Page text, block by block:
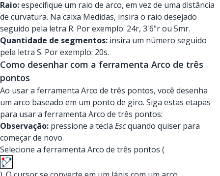
Raio:especifique um raio de arco, em vez de uma distância
de curvatura. Na caixa Medidas, insira o raio desejado
seguido pela letra R. Por exemplo: 24r, 3'6"r ou 5mr.
Quantidade de segmentos: insira um número seguido
pela letra S. Por exemplo: 20s.
Como desenhar com a ferramenta Arco de três
pontos
Ao usar a ferramenta Arco de três pontos, você desenha
um arco baseado em um ponto de giro. Siga estas etapas
para usar a ferramenta Arco de três pontos:
Observação: pressione a tecla Escquando quiser para
começar de novo.
Selecione a ferramenta Arco de três pontos (